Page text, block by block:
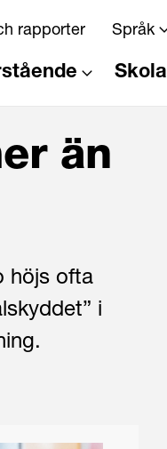
rapporter Språk
Skola
än
höjs ofta
i